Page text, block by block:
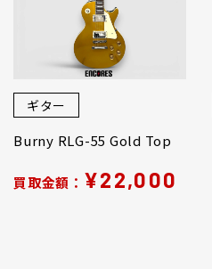
ギター
Burny RLG-55 Gold Top
買取金額： ¥22,000